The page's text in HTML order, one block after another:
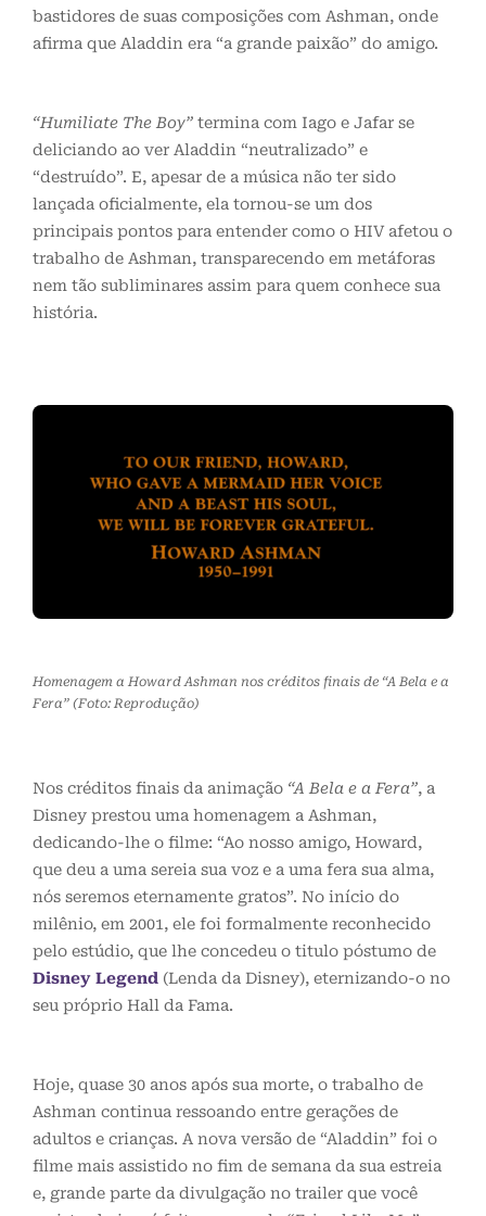
bastidores de suas composições com Ashman, onde
afirma que Aladdin era “a grande paixão” do amigo.
“Humiliate The Boy” termina com Iago e Jafar se
deliciando ao ver Aladdin “neutralizado” e
“destruído”. E, apesar de a música não ter sido
lançada oficialmente, ela tornou-se um dos
principais pontos para entender como o HIV afetou o
trabalho de Ashman, transparecendo em metáforas
nem tão subliminares assim para quem conhece sua
história.
Homenagem a Howard Ashman nos créditos finais de “A Bela e a
Fera” (Foto: Reprodução)
Nos créditos finais da animação “A Bela e a Fera”, a
Disney prestou uma homenagem a Ashman,
dedicando-lhe o filme: “Ao nosso amigo, Howard,
que deu a uma sereia sua voz e a uma fera sua alma,
nós seremos eternamente gratos”. No início do
milênio, em 2001, ele foi formalmente reconhecido
pelo estúdio, que lhe concedeu o titulo póstumo de
Disney Legend (Lenda da Disney), eternizando-o no
seu próprio Hall da Fama.
Hoje, quase 30 anos após sua morte, o trabalho de
Ashman continua ressoando entre gerações de
adultos e crianças. A nova versão de “Aladdin” foi o
filme mais assistido no fim de semana da sua estreia
e, grande parte da divulgação no trailer que você